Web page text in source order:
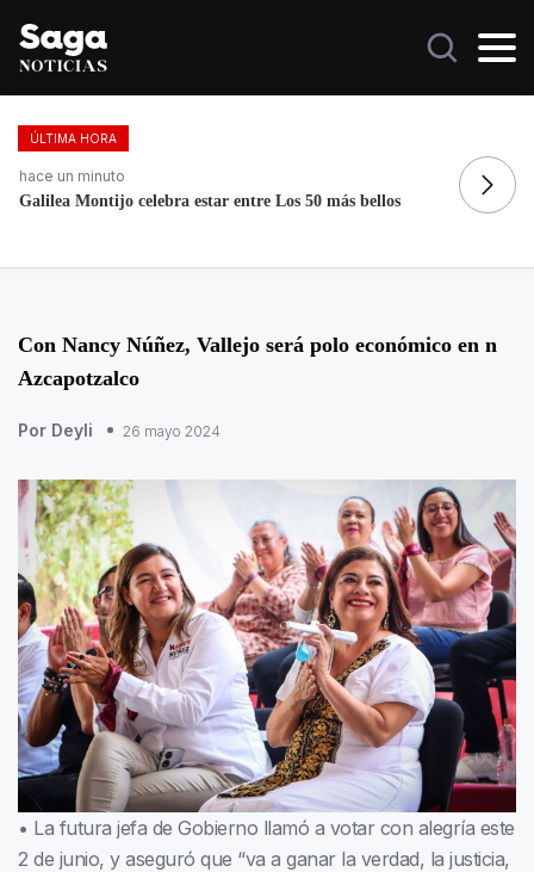
ÚLTIMA HORA
hace un minuto
Galilea Montijo celebra estar entre Los 50 más bellos
Con Nancy Núñez, Vallejo será polo económico en n
Azcapotzalco
Por Deyli 26 mayo 2024
• La futura jefa de Gobierno llamó a votar con alegría este
2 de junio, y aseguró que “va a ganar la verdad, la justicia,